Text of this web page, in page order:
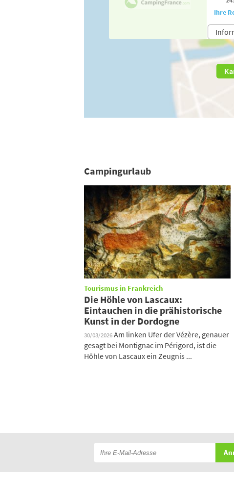
Ihre
Campingurlaub
Tourismus in Frankreich
Die Höhle von Lascaux:
Eintauchen in die prähistorische
Kunst in der Dordogne
30/03/2026Am linken Ufer der Vézère, genauer
gesagt bei Montignac im Périgord, ist die
Höhle von Lascaux ein Zeugnis ...